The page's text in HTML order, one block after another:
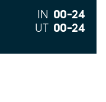
IN 00–24
UT 00–24